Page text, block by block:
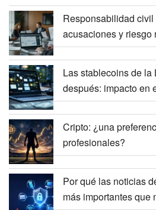
Responsabilidad
acusaciones y riesgo
Las stablecoins de
después: impacto en
Cripto: ¿una
profesionales?
Por qué las noticias
más importantes que